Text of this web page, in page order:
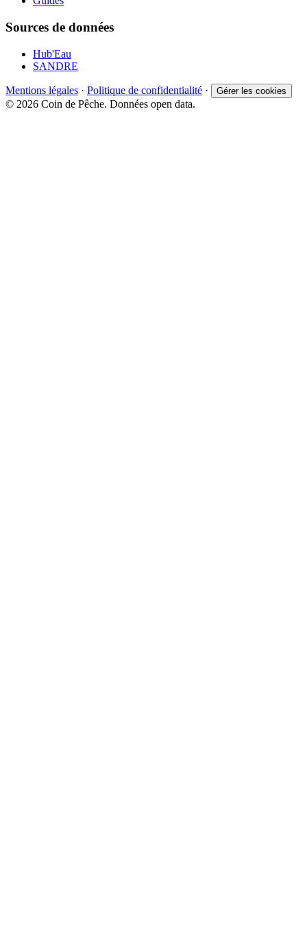
Sources de données
Hub'Eau
SANDRE
Mentions légales · Politique de confidentialité · Gérer les cookies
© 2026 Coin de Pêche. Données open data.